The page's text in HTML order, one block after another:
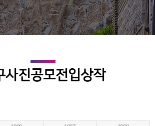
사진공모전입상작